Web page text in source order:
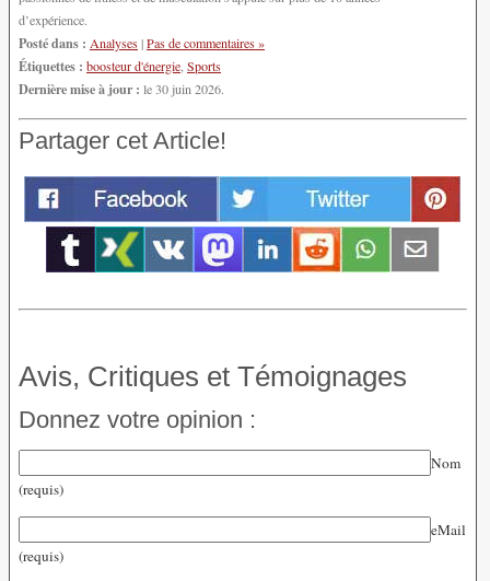
d’expérience.
Posté dans : Analyses|Pas de commentaires »
Étiquettes : boosteur d'énergie Sports
Dernière mise à jour : le 30 juin 2026.
Partager cet Article!
Avis, Critiques et Témoignages
Donnez votre opinion :
Nom
(requis)
eMail
(requis)